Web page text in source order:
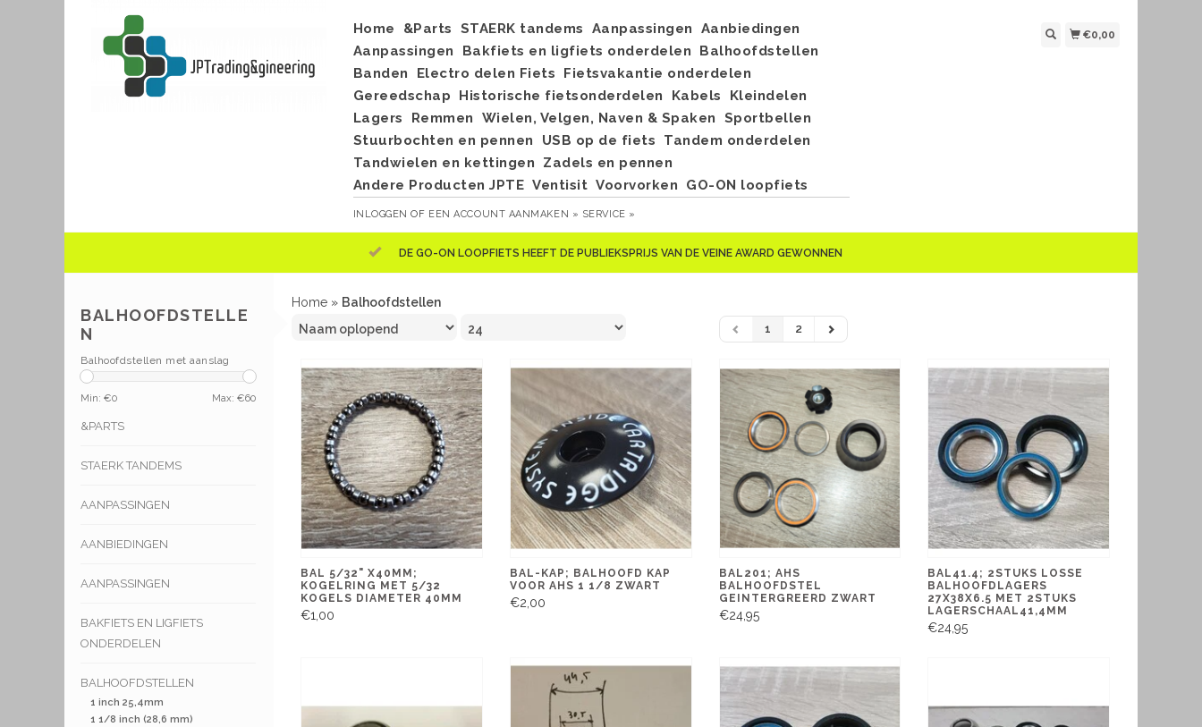
Home &Parts STAERK tandems Aanpassingen
Aanbiedingen
Aanpassingen
Bakfiets en ligfiets onderdelen
Balhoofdstellen
Banden
Electro delen Fiets
Fietsvakantie onderdelen
Gereedschap
Historische fietsonderdelen Kabels
Kleindelen
Lagers
Remmen Wielen, Velgen, Naven & Spaken
Sportbellen
Stuurbochten en pennen
USB op de fiets
Tandem onderdelen
Tandwielen en kettingen
Zadels en pennen
Andere Producten JPTE Ventisit Voorvorken GO-ON loopfiets
INLOGGEN OF EEN ACCOUNT AANMAKEN » SERVICE »
€0,00
DE GO-ON LOOPFIETS HEEFT DE PUBLIEKSPRIJS VAN DE VEINE AWARD GEWONNEN
BALHOOFDSTELLE
N
Balhoofdstellen met aanslag
Min: €0 Max: €60
&PARTS
STAERK TANDEMS
AANPASSINGEN
AANBIEDINGEN
AANPASSINGEN
BAKFIETS EN LIGFIETS
ONDERDELEN
BALHOOFDSTELLEN
1 inch 25,4mm
1 1/8 inch (28,6 mm)
Home » Balhoofdstellen
1 2
BAL 5/32" X40MM;
KOGELRING MET 5/32
KOGELS DIAMETER 40MM
€1,00
BAL-KAP; BALHOOFD KAP
VOOR AHS 1 1/8 ZWART
€2,00
BAL201; AHS
BALHOOFDSTEL
GEINTERGREERD ZWART
€24,95
BAL41.4; 2STUKS LOSSE
BALHOOFDLAGERS
27X38X6.5 MET 2STUKS
LAGERSCHAAL41,4MM
€24,95